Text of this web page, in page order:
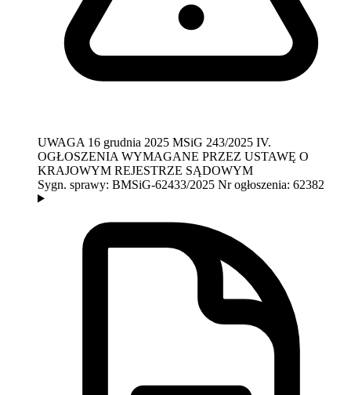
UWAGA 16 grudnia 2025 MSiG 243/2025 IV.
OGŁOSZENIA WYMAGANE PRZEZ USTAWĘ O
KRAJOWYM REJESTRZE SĄDOWYM
Sygn. sprawy: BMSiG-62433/2025 Nr ogłoszenia: 62382